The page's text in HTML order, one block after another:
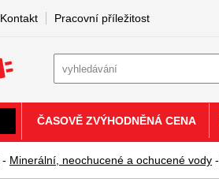
- Minerální, neochucené a ochucené vody -
Kontakt Pracovní příležitost
ČASOVĚ ZVÝHODNĚNÁ CENA